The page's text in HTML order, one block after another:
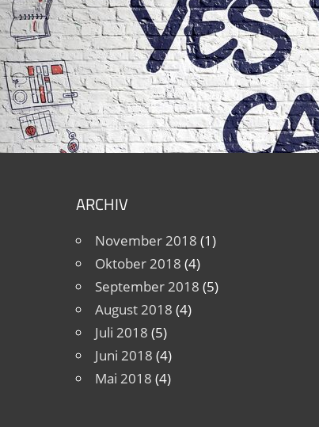
ARCHIV
November 2018 (1)
Oktober 2018 (4)
September 2018 (5)
August 2018 (4)
Juli 2018 (5)
Juni 2018 (4)
Mai 2018 (4)